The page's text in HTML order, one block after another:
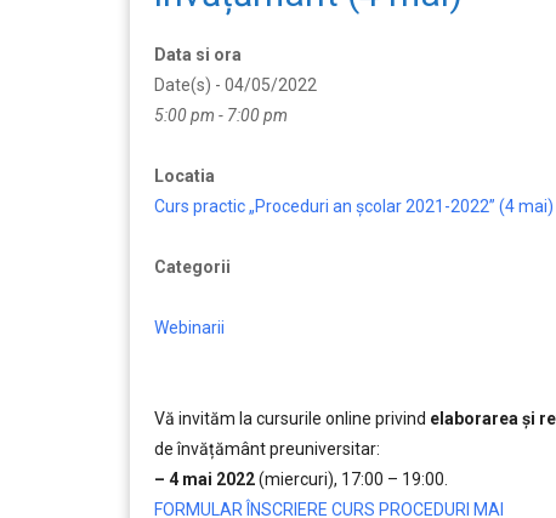
Data si ora
Date(s) - 04/05/2022
5:00 pm - 7:00 pm
Locatia
Curs practic „Proceduri an școlar 2021-2022” (4 mai)
Categorii
Webinarii
Vă invităm la cursurile online privind elaborarea și
de învățământ preuniversitar:
– 4 mai 2022(miercuri), 17:00 – 19:00.
FORMULAR ÎNSCRIERE CURS PROCEDURI MAI